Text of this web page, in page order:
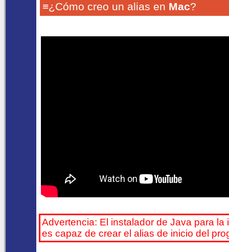
≡¿Cómo creo un alias en Mac?
Advertencia: El instalador de Java para la
es capaz de crear el alias de inicio del